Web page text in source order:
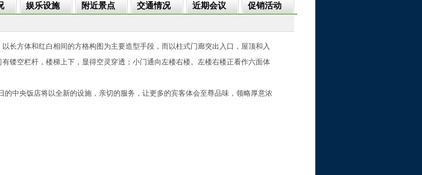
娱乐设施 附近景点 交通情况 近期会议
促销活动
长方体和红白相间的方格构图为主要造型手段，而以柱式门廊突出入口，屋顶和入
镂空栏杆，楼梯上下，显得空灵穿透；小门通向左楼右楼。左楼右楼正看作六面体
央饭店将以全新的设施，亲切的服务，让更多的宾客体会至尊品味，领略厚意浓